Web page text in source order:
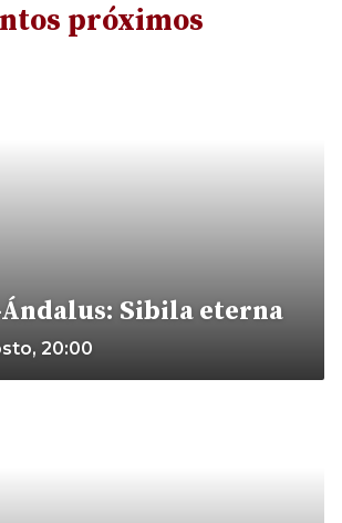
próximos
Sibila eterna
20:00